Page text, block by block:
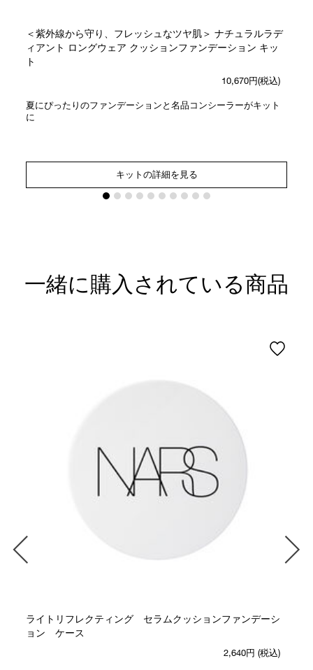
＜紫外線から守り、フレッシュなツヤ肌＞ ナチュラルラデ
ィアント ロングウェア クッションファンデーション キッ
ト
10,670円(税込)
夏にぴったりのファンデーションと名品コンシーラーがキット
に
キットの詳細を見る
一緒に購入されている商品
ライトリフレクティング セラムクッションファンデーシ
ョン ケース
2,640円 (税込)